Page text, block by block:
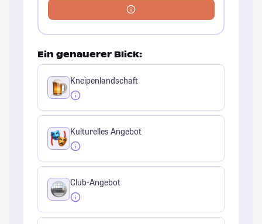
Ein genauerer Blick:
Kneipenlandschaft
Kulturelles Angebot
Club-Angebot